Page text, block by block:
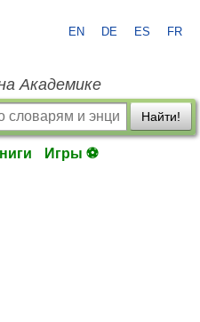
EN DE ES FR
Академике
Найти!
Игры ⚽